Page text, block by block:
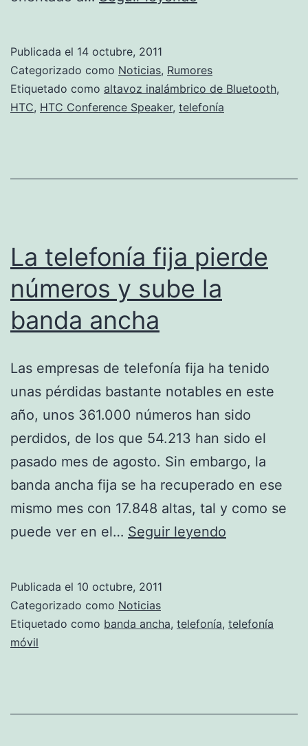
Publicada el 14 octubre, 2011
Categorizado como Noticias, Rumores
Etiquetado como altavoz inalámbrico de Bluetooth,
HTC, HTC Conference Speaker, telefonía
La telefonía fija pierde
números y sube la
banda ancha
Las empresas de telefonía fija ha tenido
unas pérdidas bastante notables en este
año, unos 361.000 números han sido
perdidos, de los que 54.213 han sido el
pasado mes de agosto. Sin embargo, la
banda ancha fija se ha recuperado en ese
mismo mes con 17.848 altas, tal y como se
puede ver en el… Seguir leyendo
números
banda
Publicada el 10 octubre, 2011
Categorizado como Noticias
Etiquetado como banda ancha, telefonía, telefonía
móvil